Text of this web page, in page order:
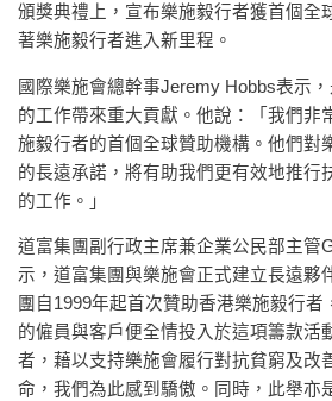
頒獎典禮上，宣布樂施毅行者獲首個全
著樂施毅行者進入新里程。
國際樂施會總幹事Jeremy Hobbs表示
的工作帶來重大貢獻。他說：「我們非
施毅行者的首個全球贊助機構。他們對
的長遠承諾，將有助我們更有效地推行
的工作。」
道富集團副行政主席兼企業公民部主管
示，道富集團與樂施會正式建立長遠夥
團自1999年起首次贊助香港樂施毅行者
的僱員與客戶便全情投入於這項籌款活
者，藉以支持樂施會履行對抗貧窮及改
命，我們為此感到驕傲。同時，此舉亦